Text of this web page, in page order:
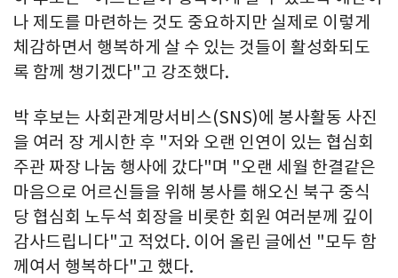
나 제도를 마련하는 것도 중요하지만 실제로 이렇게
체감하면서 행복하게 살 수 있는 것들이 활성화되도
록 함께 챙기겠다"고 강조했다.
박 후보는 사회관계망서비스(SNS)에 봉사활동 사진
을 여러 장 게시한 후 "저와 오랜 인연이 있는 협심회
주관 짜장 나눔 행사에 갔다"며 "오랜 세월 한결같은
마음으로 어르신들을 위해 봉사를 해오신 북구 중식
당 협심회 노두석 회장을 비롯한 회원 여러분께 깊이
감사드립니다"고 적었다. 이어 올린 글에선 "모두 함
께여서 행복하다"고 했다.